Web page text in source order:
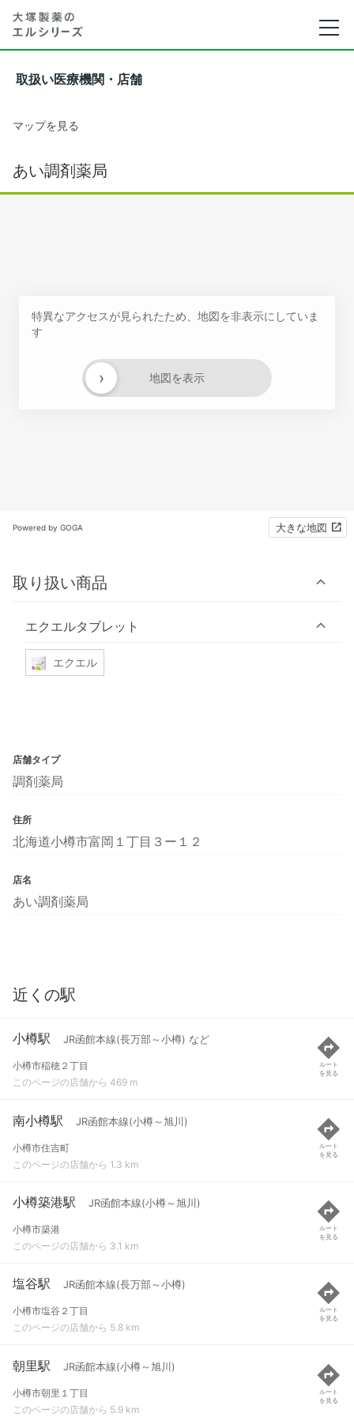
取扱い医療機関・店舗
マップを見る
あい調剤薬局
特異なアクセスが見られたため、地図を非表示にしていま
す
地図を表示
›
Powered by GOGA 大きな地図
取り扱い商品
エクエルタブレット
エクエル
店舗タイプ
調剤薬局
住所
北海道小樽市富岡１丁目３ー１２
店名
あい調剤薬局
近くの駅
小樽駅 JR函館本線(長万部～小樽) など
小樽市稲穂２丁目
このページの店舗から 469 m
ルート
を見る
南小樽駅 JR函館本線(小樽～旭川)
小樽市住吉町
このページの店舗から 1.3 km
ルート
を見る
小樽築港駅 JR函館本線(小樽～旭川)
小樽市築港
このページの店舗から 3.1 km
ルート
を見る
塩谷駅 JR函館本線(長万部～小樽)
小樽市塩谷２丁目
このページの店舗から 5.8 km
ルート
を見る
朝里駅 JR函館本線(小樽～旭川)
小樽市朝里１丁目
このページの店舗から 5.9 km
ルート
を見る